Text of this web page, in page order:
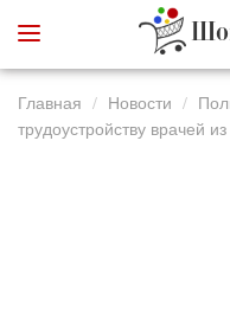
Главная Новости
трудоустройству врачей